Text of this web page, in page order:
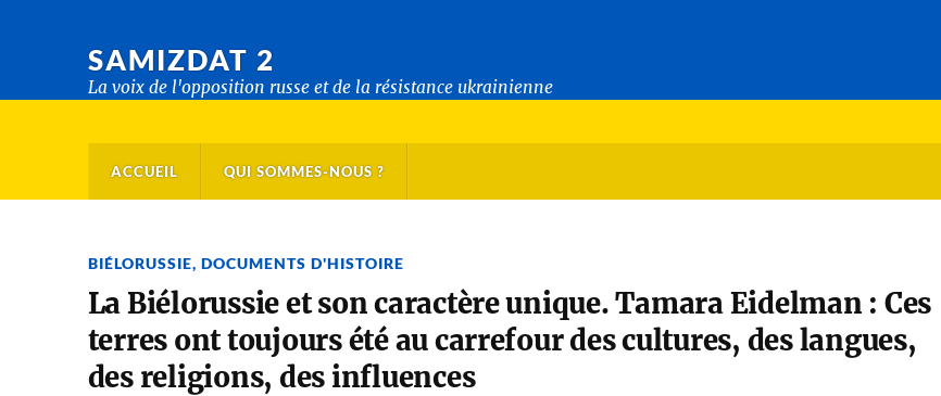
SAMIZDAT 2
La voix de l'opposition russe et de la résistance ukrainienne
ACCUEIL QUI SOMMES-NOUS ?
BIÉLORUSSIE, DOCUMENTS D'HISTOIRE
La Biélorussie et son caractère unique. Tamara Eidelman : Ces
terres ont toujours été au carrefour des cultures, des langues,
des religions, des influences